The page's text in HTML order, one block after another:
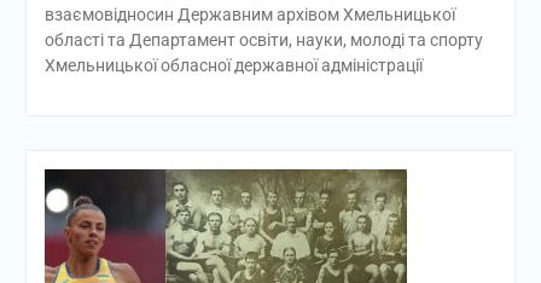
взаємовідносин Державним архівом Хмельницької
області та Департамент освіти, науки, молоді та спорту
Хмельницької обласної державної адміністрації